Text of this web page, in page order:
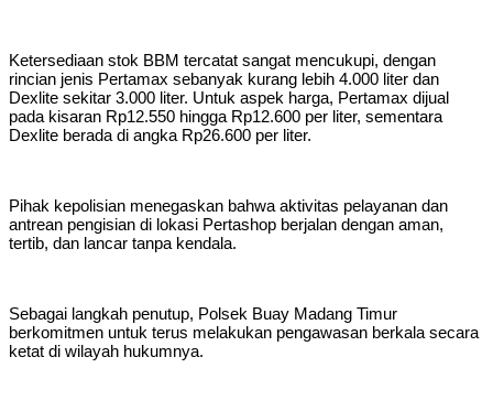
Ketersediaan stok BBM tercatat sangat mencukupi, dengan
rincian jenis Pertamax sebanyak kurang lebih 4.000 liter dan
Dexlite sekitar 3.000 liter. Untuk aspek harga, Pertamax dijual
pada kisaran Rp12.550 hingga Rp12.600 per liter, sementara
Dexlite berada di angka Rp26.600 per liter.
Pihak kepolisian menegaskan bahwa aktivitas pelayanan dan
antrean pengisian di lokasi Pertashop berjalan dengan aman,
tertib, dan lancar tanpa kendala.
Sebagai langkah penutup, Polsek Buay Madang Timur
berkomitmen untuk terus melakukan pengawasan berkala secara
ketat di wilayah hukumnya.